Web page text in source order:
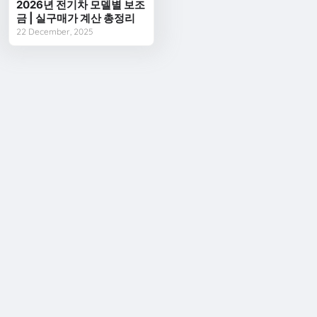
2026년 전기차 모델별 보조
금 | 실구매가 계산 총정리
22 December, 2025